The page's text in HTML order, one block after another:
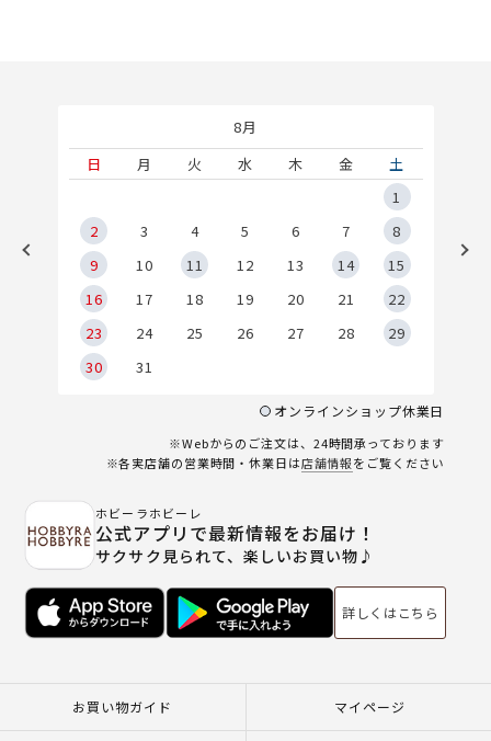
8月
日
月 火 水 木 金
土
1
2
3 4 5 6 7
8
9
10 11 12 13 14
15
16
17 18 19 20 21
22
23
24 25 26 27 28
29
30
31
オンラインショップ休業日
※Webからのご注文は、24時間承っております
※各実店舗の営業時間・休業日は店舗情報をご覧ください
ホビーラホビーレ
公式アプリで最新情報をお届け！
サクサク見られて、楽しいお買い物♪
詳しくはこちら
お買い物ガイド マイページ